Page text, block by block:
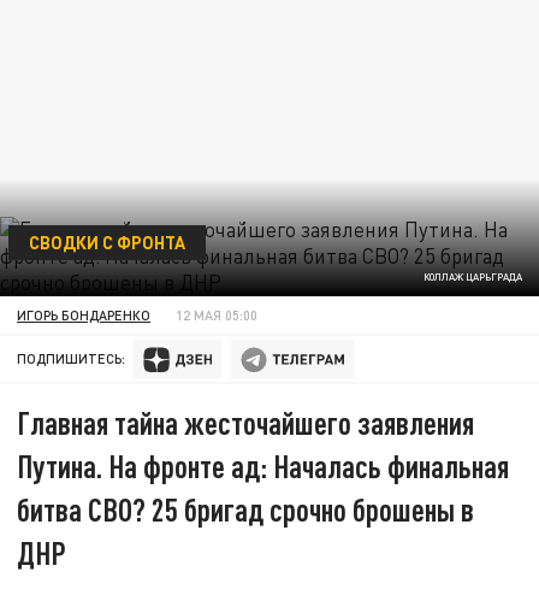
КОЛЛАЖ ЦАРЬГРАДА
СВОДКИ С ФРОНТА
ИГОРЬ БОНДАРЕНКО 12 МАЯ 05:00
ПОДПИШИТЕСЬ:
Главная тайна жесточайшего заявления
Путина. На фронте ад: Началась финальная
битва СВО? 25 бригад срочно брошены в
ДНР